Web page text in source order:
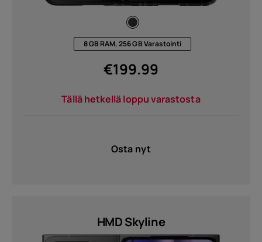
8 GB RAM, 256 GB Varastointi
€199.99
Tällä hetkellä loppu varastosta
Osta nyt
HMD Skyline